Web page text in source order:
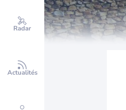
Radar
Actualités